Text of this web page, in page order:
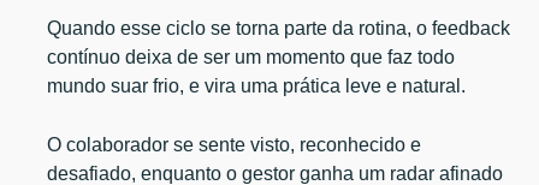
Quando esse ciclo se torna parte da rotina, o feedback
contínuo deixa de ser um momento que faz todo
mundo suar frio, e vira uma prática leve e natural.
O colaborador se sente visto, reconhecido e
desafiado, enquanto o gestor ganha um radar afinado